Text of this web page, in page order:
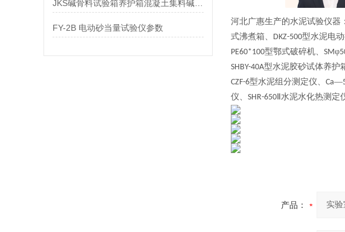
JKS碱骨料试验箱养护箱混凝土集料碱活性
FY-2B 电动砂当量试验仪参数
河北广惠生产的水泥试验仪器：
式沸煮箱、 DKZ-500型水泥电动
PE60*100型鄂式破碎机、 SMφ
SHBY-40A型水泥胶砂试体养护
CZF-6型水泥组分测定仪、 Ca—
仪、 SHR-650 Ⅱ水泥水化热测定
产品：